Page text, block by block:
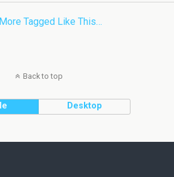
Tagged Like This…
Back to top
Desktop